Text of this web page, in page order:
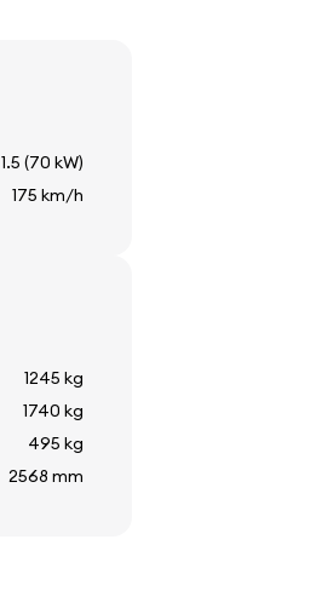
1.5 (70 kW)
175 km/h
1245 kg
1740 kg
495 kg
2568 mm